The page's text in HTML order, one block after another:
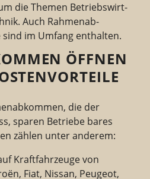
die Themen Betriebs­wirt­
Auch Rahmen­ab­
sind im Umfang enthalten.
ÖFFNEN
die der
sparen Betriebe bares
zählen unter anderem:
Kraftfahrzeuge von
ën, Fiat, Nissan, Peugeot,